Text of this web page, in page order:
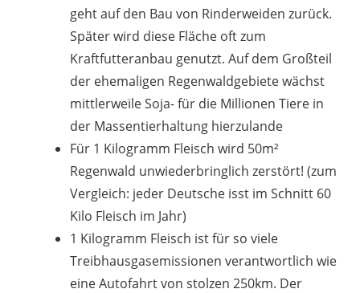
geht auf den Bau von Rinderweiden zurück.
Später wird diese Fläche oft zum
Kraftfutteranbau genutzt. Auf dem Großteil
der ehemaligen Regenwaldgebiete wächst
mittlerweile Soja- für die Millionen Tiere in
der Massentierhaltung hierzulande
Für 1 Kilogramm Fleisch wird 50m²
Regenwald unwiederbringlich zerstört! (zum
Vergleich: jeder Deutsche isst im Schnitt 60
Kilo Fleisch im Jahr)
1 Kilogramm Fleisch ist für so viele
Treibhausgasemissionen verantwortlich wie
eine Autofahrt von stolzen 250km. Der